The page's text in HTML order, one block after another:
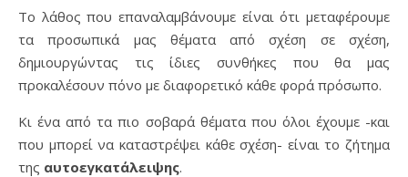
Το λάθος που επαναλαμβάνουμε είναι ότι μεταφέρουμε
τα προσωπικά μας θέματα από σχέση σε σχέση,
δημιουργώντας τις ίδιες συνθήκες που θα μας
προκαλέσουν πόνο με διαφορετικό κάθε φορά πρόσωπο.
Κι ένα από τα πιο σοβαρά θέματα που όλοι έχουμε -και
που μπορεί να καταστρέψει κάθε σχέση- είναι το ζήτημα
της αυτοεγκατάλειψης.